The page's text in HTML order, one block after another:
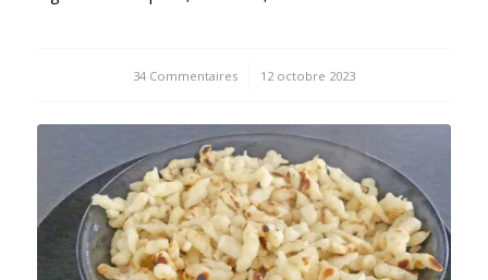
34 Commentaires
/ 12 octobre 2023